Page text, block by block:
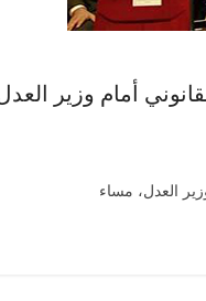
أمام وزير